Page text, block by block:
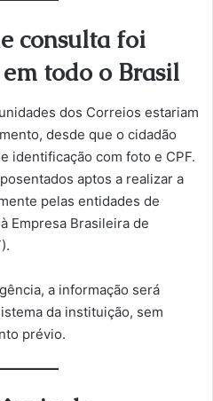
consulta foi
todo o Brasil
dos Correios estariam
desde que o cidadão
identificação com foto e CPF.
aptos a realizar a
pelas entidades de
Empresa Brasileira de
a informação será
da instituição, sem
prévio.